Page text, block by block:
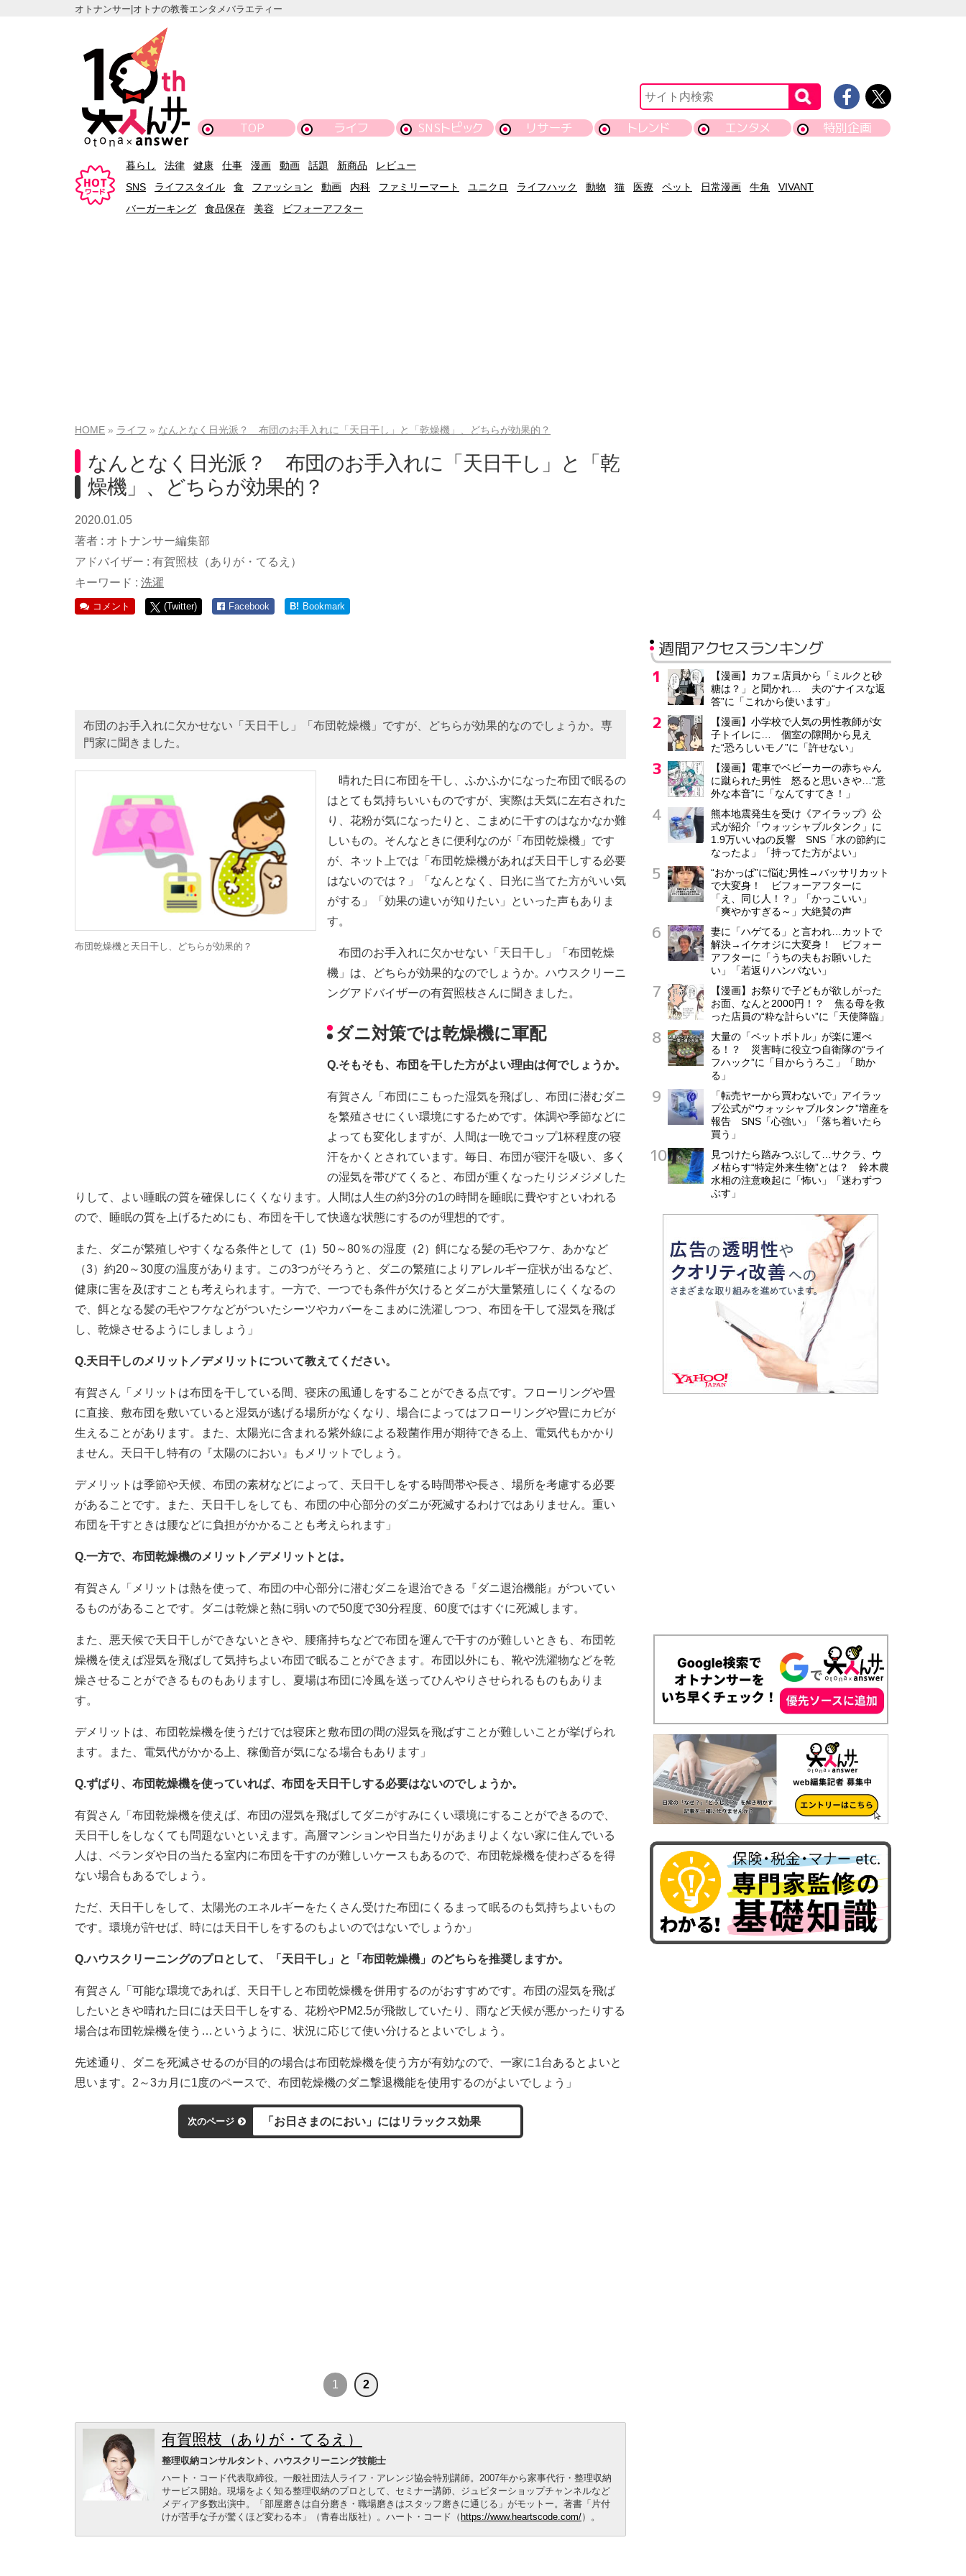
オトナンサー|オトナの教養エンタメバラエティー
TOP ライフ SNSトピック リサーチ トレンド エンタメ 特別企画
暮らし 法律 健康 仕事 漫画 動画 話題 新商品
レビュー
SNS
ライフスタイル 食 ファッション 動画 内科 ファミリーマート ユニクロ ライフハック 動物 猫 医療 ペット 日常漫画 牛角
VIVANT
バーガーキング
食品保存 美容 ビフォーアフター
HOME ライフ なんとなく日光派？ 布団のお手入れに「天日干し」と「乾燥機」、どちらが効果的？
なんとなく日光派？ 布団のお手入れに「天日干し」と「乾
燥機」、どちらが効果的？
2020.01.05
著者 : オトナンサー編集部
アドバイザー : 有賀照枝（ありが・てるえ）
キーワード : 洗濯
コメント (Twitter) Facebook B! Bookmark
布団のお手入れに欠かせない「天日干し」「布団乾燥機」ですが、どちらが効果的なのでしょうか。専
門家に聞きました。
布団乾燥機と天日干し、どちらが効果的？
晴れた日に布団を干し、ふかふかになった布団で眠るの
はとても気持ちいいものですが、実際は天気に左右された
り、花粉が気になったりと、こまめに干すのはなかなか難
しいもの。そんなときに便利なのが「布団乾燥機」です
が、ネット上では「布団乾燥機があれば天日干しする必要
はないのでは？」「なんとなく、日光に当てた方がいい気
がする」「効果の違いが知りたい」といった声もありま
す。
布団のお手入れに欠かせない「天日干し」「布団乾燥
機」は、どちらが効果的なのでしょうか。ハウスクリーニ
ングアドバイザーの有賀照枝さんに聞きました。
ダニ対策では乾燥機に軍配
Q.そもそも、布団を干した方がよい理由は何でしょうか。
有賀さん「布団にこもった湿気を飛ばし、布団に潜むダニ
を繁殖させにくい環境にするためです。体調や季節などに
よっても変化しますが、人間は一晩でコップ1杯程度の寝
汗をかくとされています。毎日、布団が寝汗を吸い、多く
の湿気を帯びてくると、布団が重くなったりジメジメした
りして、よい睡眠の質を確保しにくくなります。人間は人生の約3分の1の時間を睡眠に費やすといわれる
ので、睡眠の質を上げるためにも、布団を干して快適な状態にするのが理想的です。
また、ダニが繁殖しやすくなる条件として（1）50～80％の湿度（2）餌になる髪の毛やフケ、あかなど
（3）約20～30度の温度があります。この3つがそろうと、ダニの繁殖によりアレルギー症状が出るなど、
健康に害を及ぼすことも考えられます。一方で、一つでも条件が欠けるとダニが大量繁殖しにくくなるの
で、餌となる髪の毛やフケなどがついたシーツやカバーをこまめに洗濯しつつ、布団を干して湿気を飛ば
し、乾燥させるようにしましょう」
Q.天日干しのメリット／デメリットについて教えてください。
有賀さん「メリットは布団を干している間、寝床の風通しをすることができる点です。フローリングや畳
に直接、敷布団を敷いていると湿気が逃げる場所がなくなり、場合によってはフローリングや畳にカビが
生えることがあります。また、太陽光に含まれる紫外線による殺菌作用が期待できる上、電気代もかかり
ません。天日干し特有の『太陽のにおい』もメリットでしょう。
デメリットは季節や天候、布団の素材などによって、天日干しをする時間帯や長さ、場所を考慮する必要
があることです。また、天日干しをしても、布団の中心部分のダニが死滅するわけではありません。重い
布団を干すときは腰などに負担がかかることも考えられます」
Q.一方で、布団乾燥機のメリット／デメリットとは。
有賀さん「メリットは熱を使って、布団の中心部分に潜むダニを退治できる『ダニ退治機能』がついてい
るものがあることです。ダニは乾燥と熱に弱いので50度で30分程度、60度ではすぐに死滅します。
また、悪天候で天日干しができないときや、腰痛持ちなどで布団を運んで干すのが難しいときも、布団乾
燥機を使えば湿気を飛ばして気持ちよい布団で眠ることができます。布団以外にも、靴や洗濯物などを乾
燥させることができるものもありますし、夏場は布団に冷風を送ってひんやりさせられるものもありま
す。
デメリットは、布団乾燥機を使うだけでは寝床と敷布団の間の湿気を飛ばすことが難しいことが挙げられ
ます。また、電気代がかかる上、稼働音が気になる場合もあります」
Q.ずばり、布団乾燥機を使っていれば、布団を天日干しする必要はないのでしょうか。
有賀さん「布団乾燥機を使えば、布団の湿気を飛ばしてダニがすみにくい環境にすることができるので、
天日干しをしなくても問題ないといえます。高層マンションや日当たりがあまりよくない家に住んでいる
人は、ベランダや日の当たる室内に布団を干すのが難しいケースもあるので、布団乾燥機を使わざるを得
ない場合もあるでしょう。
ただ、天日干しをして、太陽光のエネルギーをたくさん受けた布団にくるまって眠るのも気持ちよいもの
です。環境が許せば、時には天日干しをするのもよいのではないでしょうか」
Q.ハウスクリーニングのプロとして、「天日干し」と「布団乾燥機」のどちらを推奨しますか。
有賀さん「可能な環境であれば、天日干しと布団乾燥機を併用するのがおすすめです。布団の湿気を飛ば
したいときや晴れた日には天日干しをする、花粉やPM2.5が飛散していたり、雨など天候が悪かったりする
場合は布団乾燥機を使う…というように、状況に応じて使い分けるとよいでしょう。
先述通り、ダニを死滅させるのが目的の場合は布団乾燥機を使う方が有効なので、一家に1台あるとよいと
思います。2～3カ月に1度のペースで、布団乾燥機のダニ撃退機能を使用するのがよいでしょう」
次のページ 「お日さまのにおい」にはリラックス効果
1 2
有賀照枝（ありが・てるえ）
整理収納コンサルタント、ハウスクリーニング技能士
ハート・コード代表取締役。一般社団法人ライフ・アレンジ協会特別講師。2007年から家事代行・整理収納
サービス開始。現場をよく知る整理収納のプロとして、セミナー講師、ジュピターショップチャンネルなど
メディア多数出演中。「部屋磨きは自分磨き・職場磨きはスタッフ磨きに通じる」がモットー。著書「片付
けが苦手な子が驚くほど変わる本」（青春出版社）。ハート・コード（ https://www.heartscode.com/）。
週間アクセスランキング
【漫画】カフェ店員から「ミルクと砂
糖は？」と聞かれ… 夫の“ナイスな返
答”に「これから使います」
【漫画】小学校で人気の男性教師が女
子トイレに… 個室の隙間から見え
た“恐ろしいモノ”に「許せない」
【漫画】電車でベビーカーの赤ちゃん
に蹴られた男性 怒ると思いきや…“意
外な本音”に「なんてすてき！」
熊本地震発生を受け《アイラップ》公
式が紹介「ウォッシャブルタンク」に
1.9万いいねの反響 SNS「水の節約に
なったよ」「持ってた方がよい」
“おかっぱ”に悩む男性→バッサリカット
で大変身！ ビフォーアフターに
「え、同じ人！？」「かっこいい」
「爽やかすぎる～」大絶賛の声
妻に「ハゲてる」と言われ…カットで
解決→イケオジに大変身！ ビフォー
アフターに「うちの夫もお願いした
い」「若返りハンパない」
【漫画】お祭りで子どもが欲しがった
お面、なんと2000円！？ 焦る母を救
った店員の“粋な計らい”に「天使降臨」
大量の「ペットボトル」が楽に運べ
る！？ 災害時に役立つ自衛隊の“ライ
フハック”に「目からうろこ」「助か
る」
「転売ヤーから買わないで」アイラッ
プ公式が“ウォッシャブルタンク”増産を
報告 SNS「心強い」「落ち着いたら
買う」
見つけたら踏みつぶして…サクラ、ウ
メ枯らす“特定外来生物”とは？ 鈴木農
水相の注意喚起に「怖い」「迷わずつ
ぶす」